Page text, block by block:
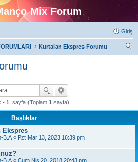
Mix Forum
Giriş
Kurtalan Ekspres Forumu
• 1 . sayfa (Toplam 1 sayfa)
Başlıklar
Ekspres
B.A « Pzt Mar 13, 2023 16:39 pm
B.A « Cum Nis 20, 2018 20:43 pm